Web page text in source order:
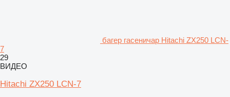
багер гасеничар Hitachi ZX250 LCN-
7
29
ВИДЕО
Hitachi ZX250 LCN-7